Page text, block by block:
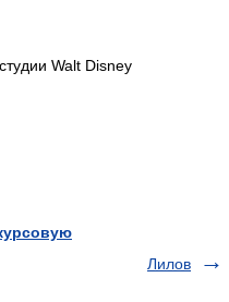
Walt Disney
Лилов